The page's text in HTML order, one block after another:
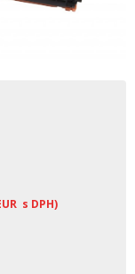
s DPH)